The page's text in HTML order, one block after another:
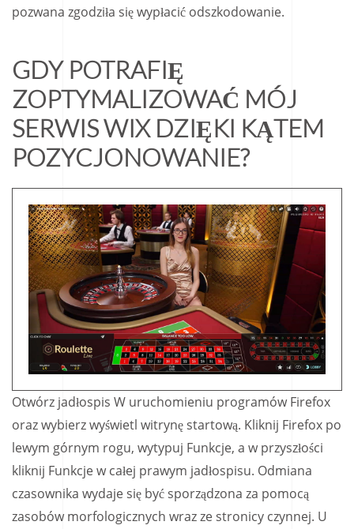
pozwana zgodziła się wypłacić odszkodowanie.
GDY POTRAFIĘ
ZOPTYMALIZOWAĆ MÓJ
SERWIS WIX DZIĘKI KĄTEM
POZYCJONOWANIE?
Otwórz jadłospis W uruchomieniu programów Firefox
oraz wybierz wyświetl witrynę startową. Kliknij Firefox po
lewym górnym rogu, wytypuj Funkcje, a w przyszłości
kliknij Funkcje w całej prawym jadłospisu. Odmiana
czasownika wydaje się być sporządzona za pomocą
zasobów morfologicznych wraz ze stronicy czynnej. U